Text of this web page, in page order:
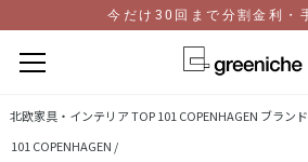
テ
今だけ30回まで分割金利・
北欧家具・インテリア TOP101 COPENHAGEN ブラン
101 COPENHAGEN /